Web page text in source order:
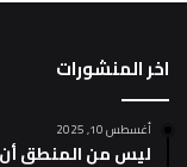
اخر المنشورات
أغسطس 10, 2025
ليس من المنطق أن